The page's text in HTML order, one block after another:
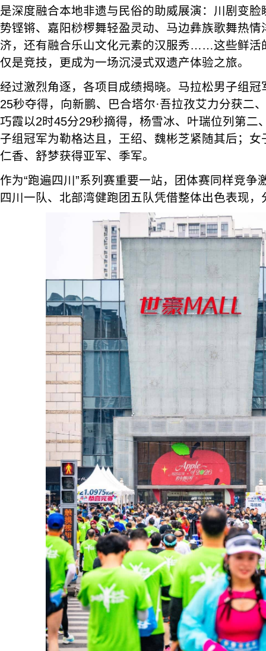
是深度融合本地非遗与民俗的助威展演：川剧变
势铿锵、嘉阳桫椤舞轻盈灵动、马边彝族歌舞热
济，还有融合乐山文化元素的汉服秀……这些鲜活
仅是竞技，更成为一场沉浸式双遗产体验之旅。
经过激烈角逐，各项目成绩揭晓。马拉松男子组冠
25秒夺得，向新鹏、巴合塔尔·吾拉孜艾力分获二
巧霞以2时45分29秒摘得，杨雪冰、叶瑞位列第二
子组冠军为勒格达且，王绍、魏彬芝紧随其后；
仁香、舒梦获得亚军、季军。
作为“跑遍四川”系列赛重要一站，团体赛同样竞争
四川一队、北部湾健跑团五队凭借整体出色表现